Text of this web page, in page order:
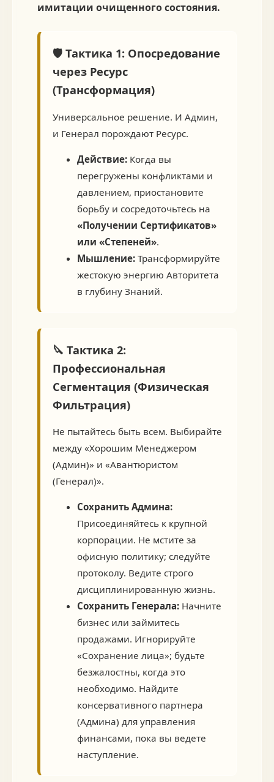
имитации очищенного состояния.
🛡️ Тактика 1: Опосредование
через Ресурс
(Трансформация)
Универсальное решение. И Админ,
и Генерал порождают Ресурс.
Действие: Когда вы
перегружены конфликтами и
давлением, приостановите
борьбу и сосредоточьтесь на
«Получении Сертификатов»
или «Степеней».
Мышление: Трансформируйте
жестокую энергию Авторитета
в глубину Знаний.
🔪 Тактика 2:
Профессиональная
Сегментация (Физическая
Фильтрация)
Не пытайтесь быть всем. Выбирайте
между «Хорошим Менеджером
(Админ)» и «Авантюристом
(Генерал)».
Сохранить Админа:
Присоединяйтесь к крупной
корпорации. Не мстите за
офисную политику; следуйте
протоколу. Ведите строго
дисциплинированную жизнь.
Сохранить Генерала: Начните
бизнес или займитесь
продажами. Игнорируйте
«Сохранение лица»; будьте
безжалостны, когда это
необходимо. Найдите
консервативного партнера
(Админа) для управления
финансами, пока вы ведете
наступление.